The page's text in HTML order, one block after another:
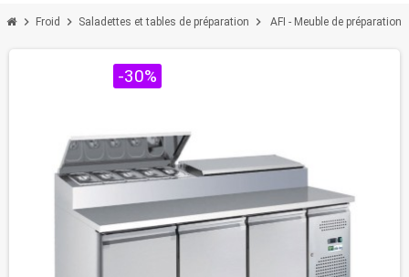
chevron_right Froid chevron_right Saladettes et tables de préparation chevron_right AFI - Meuble de préparation
-30%